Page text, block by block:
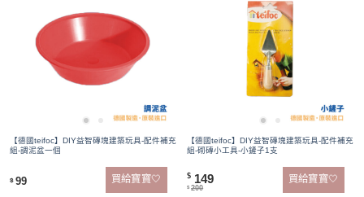
【德國teifoc】DIY益智磚塊建築玩具-配件補充
組-調泥盆一個
$ 99 買給寶寶🤍
【德國teifoc】DIY益智磚塊建築玩具-配件補充
組-砌磚小工具-小鏟子1支
$ 149
$ 200
買給寶寶🤍